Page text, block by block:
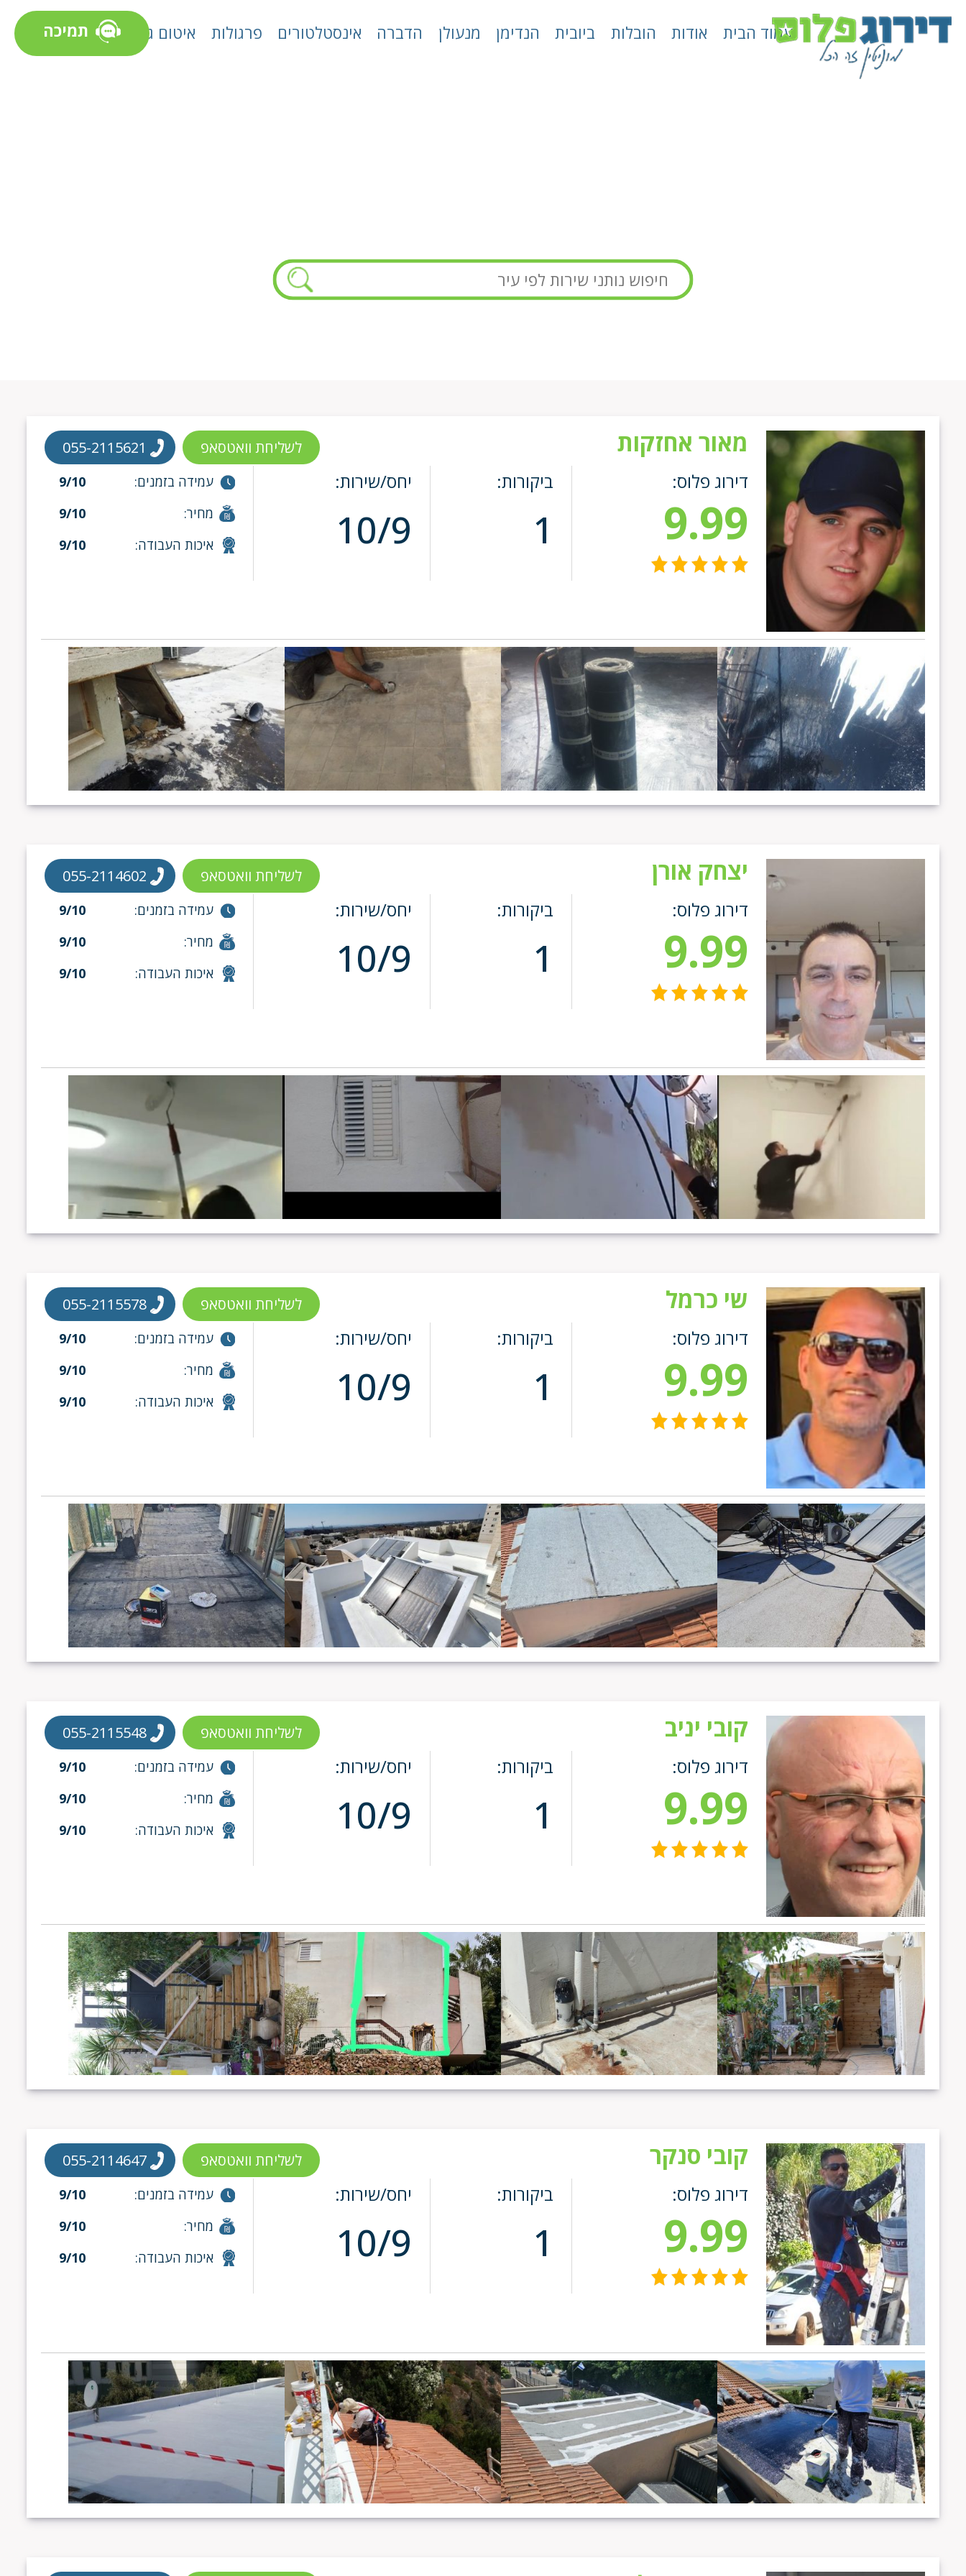
עמוד הבית אודות הובלות ביובית הנדימן מנעולן הדברה אינסטלטורים פרגולות איטום גגות תמיכה
מאור אחזקות
דירוג פלוס:
9.99
ביקורות:
1
יחס/שירות:
10/9
עמידה בזמנים:
9/10
מחיר:
9/10
איכות העבודה:
9/10
לשליחת וואטסאפ 055-2115621
יצחק אורן
דירוג פלוס:
9.99
ביקורות:
1
יחס/שירות:
10/9
עמידה בזמנים:
9/10
מחיר:
9/10
איכות העבודה:
9/10
לשליחת וואטסאפ 055-2114602
שי כרמל
דירוג פלוס:
9.99
ביקורות:
1
יחס/שירות:
10/9
עמידה בזמנים:
9/10
מחיר:
9/10
איכות העבודה:
9/10
לשליחת וואטסאפ 055-2115578
קובי יניב
דירוג פלוס:
9.99
ביקורות:
1
יחס/שירות:
10/9
עמידה בזמנים:
9/10
מחיר:
9/10
איכות העבודה:
9/10
לשליחת וואטסאפ 055-2115548
קובי סנקר
דירוג פלוס:
9.99
ביקורות:
1
יחס/שירות:
10/9
עמידה בזמנים:
9/10
מחיר:
9/10
איכות העבודה:
9/10
לשליחת וואטסאפ 055-2114647